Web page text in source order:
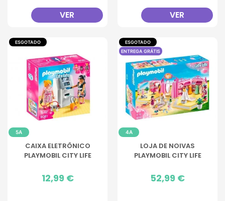
VER VER
ESGOTADO
5A
CAIXA ELETRÔNICO
PLAYMOBIL CITY LIFE
Preço
12,99 €
ESGOTADO
ENTREGA GRÁTIS
4A
LOJA DE NOIVAS
PLAYMOBIL CITY LIFE
Preço
52,99 €